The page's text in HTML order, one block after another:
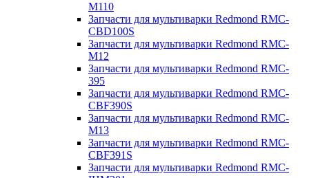
M110
Запчасти для мультиварки Redmond RMC-
CBD100S
Запчасти для мультиварки Redmond RMC-
M12
Запчасти для мультиварки Redmond RMC-
395
Запчасти для мультиварки Redmond RMC-
CBF390S
Запчасти для мультиварки Redmond RMC-
M13
Запчасти для мультиварки Redmond RMC-
CBF391S
Запчасти для мультиварки Redmond RMC-